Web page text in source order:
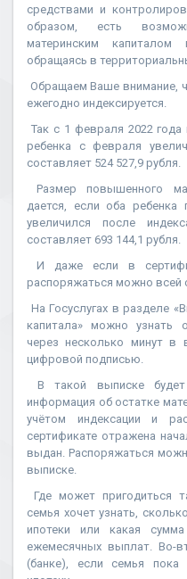
средствами и
образом, есть
материнским
обращаясь в
Обращаем Ваше внимание,
ежегодно индексируется.
Так с 1 февраля 2022 года
ребенка с февраля
составляет 524 527,9 рубля.
Размер повышенного
дается, если оба ребенка
увеличился после
составляет 693 144,1 рубля.
И даже если в
распоряжаться можно всей
На Госуслугах в разделе
капитала» можно узнать
через несколько минут в
цифровой подписью.
В такой выписке
информация об остатке
учётом индексации и
сертификате отражена
выдан. Распоряжаться
выписке.
Где может пригодиться
семья хочет узнать,
ипотеки или какая
ежемесячных выплат. Во-
(банке), если семья пока